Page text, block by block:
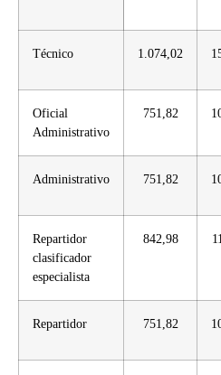
Técnico 1.074,02
Oficial
Administrativo
751,82
Administrativo 751,82
Repartidor
clasificador
especialista
842,98
Repartidor 751,82